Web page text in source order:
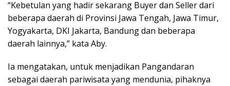
“Kebetulan yang hadir sekarang Buyer dan Seller dari
beberapa daerah di Provinsi Jawa Tengah, Jawa Timur,
Yogyakarta, DKI Jakarta, Bandung dan beberapa
daerah lainnya,” kata Aby.
Ia mengatakan, untuk menjadikan Pangandaran
sebagai daerah pariwisata yang mendunia, pihaknya